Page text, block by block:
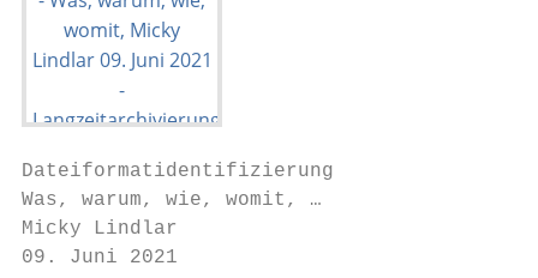
Dateiformatidentifizierung
Was, warum, wie, womit, …
Micky Lindlar
09. Juni 2021